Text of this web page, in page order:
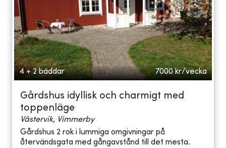
4 + 2 bäddar 7000 kr/vecka
Gårdshus idyllisk och charmigt med
toppenläge
Västervik, Vimmerby
Gårdshus 2 rok i lummiga omgivningar på
återvändsgata med gångavstånd till det mesta.